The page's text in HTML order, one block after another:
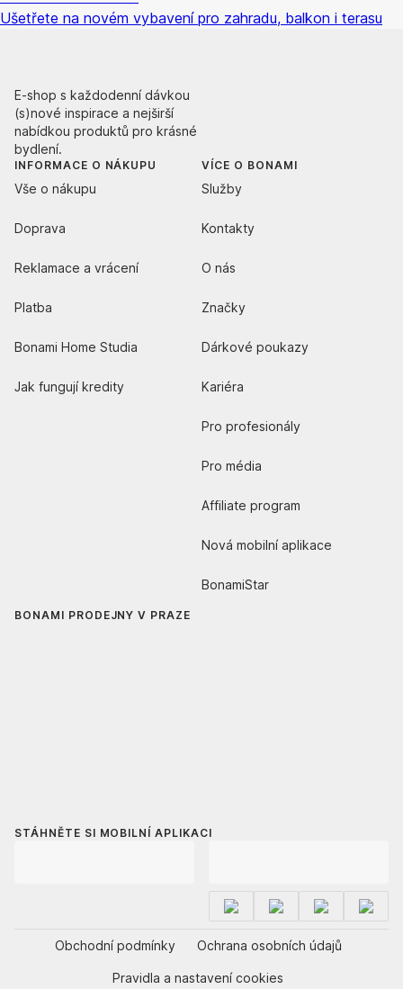
Ušetřete na novém vybavení pro zahradu, balkon i terasu
E-shop s každodenní dávkou
(s)nové inspirace a nejširší
nabídkou produktů pro krásné
bydlení.
INFORMACE O NÁKUPU
Vše o nákupu
Doprava
Reklamace a vrácení
Platba
Bonami Home Studia
Jak fungují kredity
VÍCE O BONAMI
Služby
Kontakty
O nás
Značky
Dárkové poukazy
Kariéra
Pro profesionály
Pro média
Affiliate program
Nová mobilní aplikace
BonamiStar
BONAMI PRODEJNY V PRAZE
STÁHNĚTE SI MOBILNÍ APLIKACI
Obchodní podmínky Ochrana osobních údajů
Pravidla a nastavení cookies